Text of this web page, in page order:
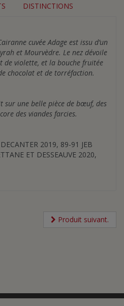
DISTINCTIONS
cuvée Adage est issu d’un
et Mourvèdre. Le nez dévoile
de violette, et la bouche fruitée
chocolat et de torréfaction.
sur une belle pièce de bœuf, des
des viandes farcies.
2019, 89-91 JEB
ET DESSEAUVE 2020,
Produit suivant.